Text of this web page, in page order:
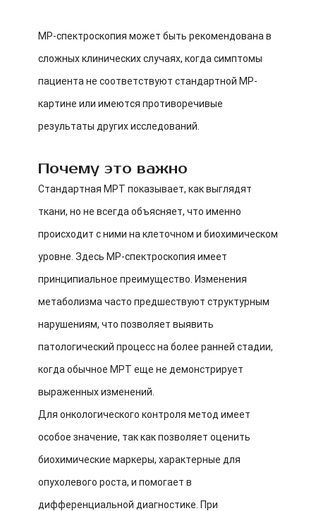
МР-спектроскопия может быть рекомендована в
сложных клинических случаях, когда симптомы
пациента не соответствуют стандартной МР-
картине или имеются противоречивые
результаты других исследований.
Почему это важно
Стандартная МРТ показывает, как выглядят
ткани, но не всегда объясняет, что именно
происходит с ними на клеточном и биохимическом
уровне. Здесь МР-спектроскопия имеет
принципиальное преимущество. Изменения
метаболизма часто предшествуют структурным
нарушениям, что позволяет выявить
патологический процесс на более ранней стадии,
когда обычное МРТ еще не демонстрирует
выраженных изменений.
Для онкологического контроля метод имеет
особое значение, так как позволяет оценить
биохимические маркеры, характерные для
опухолевого роста, и помогает в
дифференциальной диагностике. При